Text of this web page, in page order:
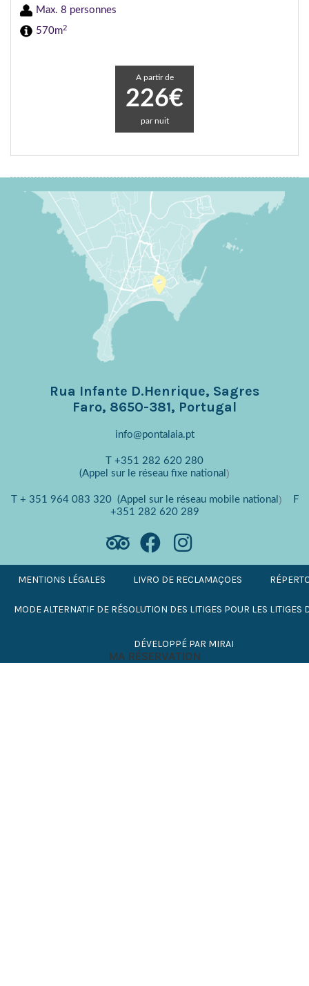
Max. 8 personnes
570m2
A partir de
226€
par nuit
Rua Infante D.Henrique, Sagres
Faro, 8650-381, Portugal
info@pontalaia.pt
+351 282 620 280
(Appel sur le réseau fixe national )
+ 351 964 083 320 (Appel sur le réseau mobile national )
F
+351 282 620 289
MENTIONS LÉGALES LIVRO DE RECLAMAÇOES
MODE ALTERNATIF DE RÉSOLUTION DES LITIGES POUR LES LITIGES
DÉVELOPPÉ PAR MIRAI
MA RÉSERVATION